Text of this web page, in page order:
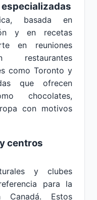
basada en
y en recetas
en reuniones
como Toronto y
que ofrecen
chocolates,
con motivos
centros
y clubes
para la
Canadá. Estos